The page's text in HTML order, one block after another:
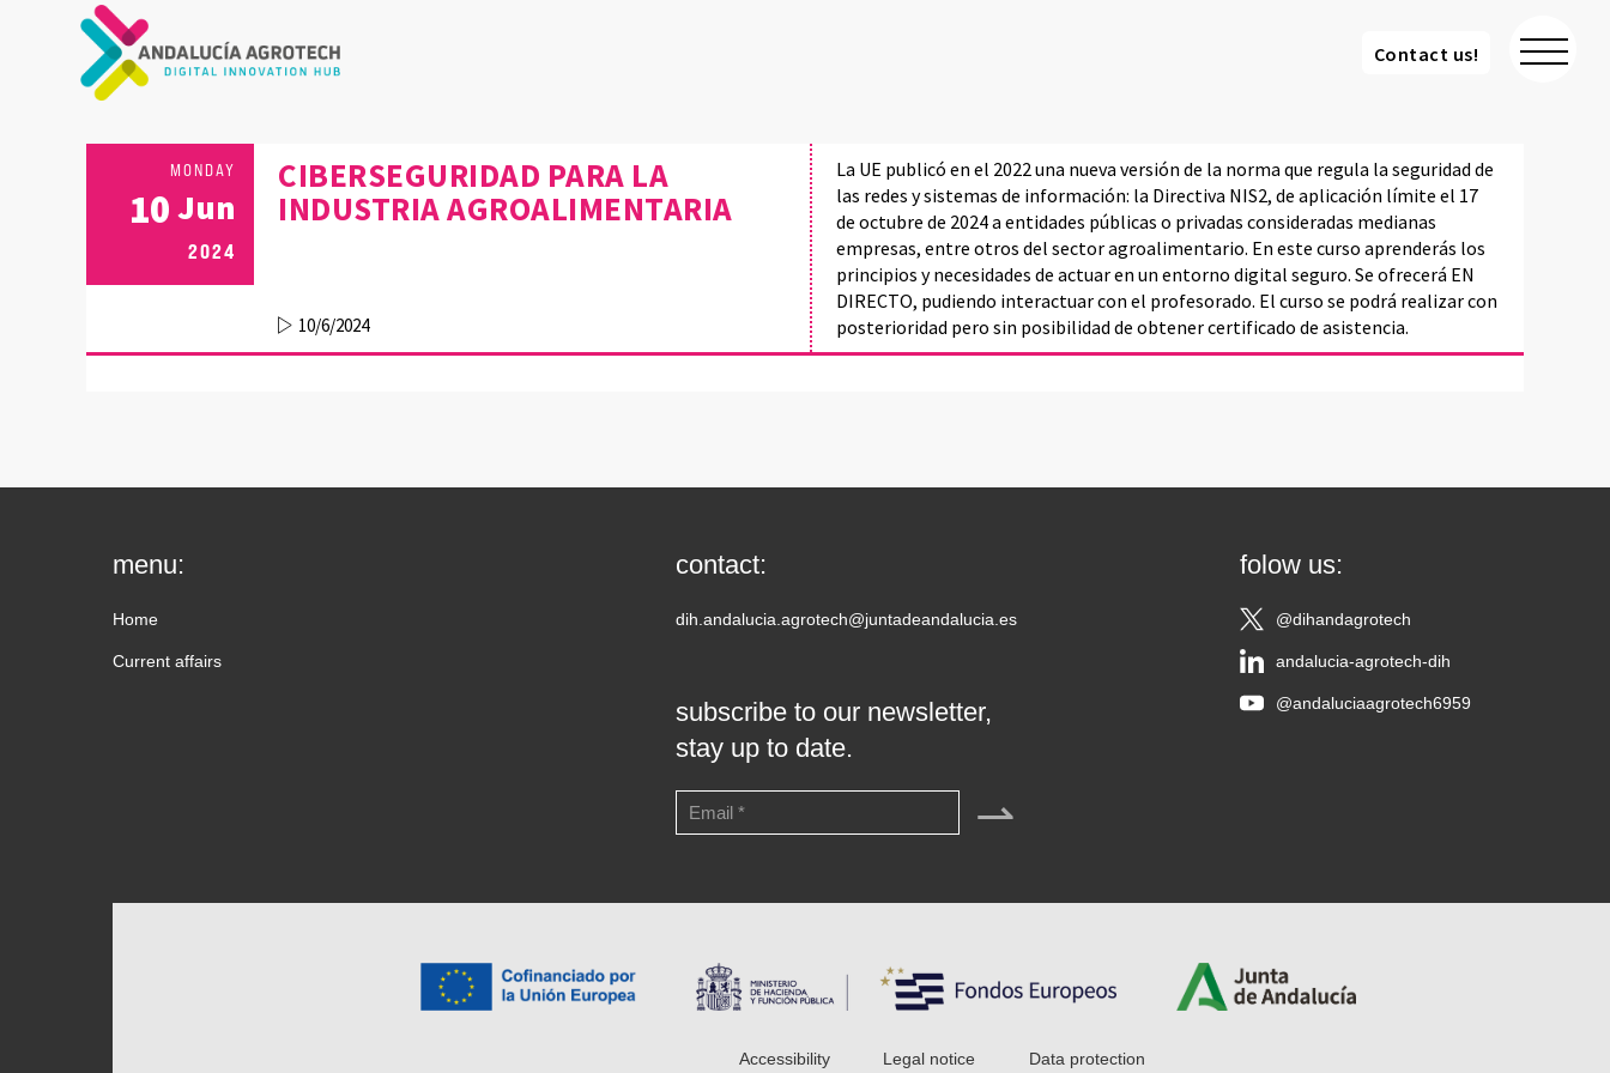
Contact us!
MONDAY
10Jun
2024
CIBERSEGURIDAD PARA LA
INDUSTRIA AGROALIMENTARIA
10/6/2024
La UE publicó en el 2022 una nueva versión de la norma que regula la seguridad de
las redes y sistemas de información: la Directiva NIS2, de aplicación límite el 17
de octubre de 2024 a entidades públicas o privadas consideradas medianas
empresas, entre otros del sector agroalimentario. En este curso aprenderás los
principios y necesidades de actuar en un entorno digital seguro. Se ofrecerá EN
DIRECTO, pudiendo interactuar con el profesorado. El curso se podrá realizar con
posterioridad pero sin posibilidad de obtener certificado de asistencia.
menu:
Home
Current affairs
contact:
dih.andalucia.agrotech@juntadeandalucia.es
subscribe to our newsletter,
stay up to date.
⇀
folow us:
@dihandagrotech
andalucia-agrotech-dih
@andaluciaagrotech6959
Accessibility Legal notice Data protection